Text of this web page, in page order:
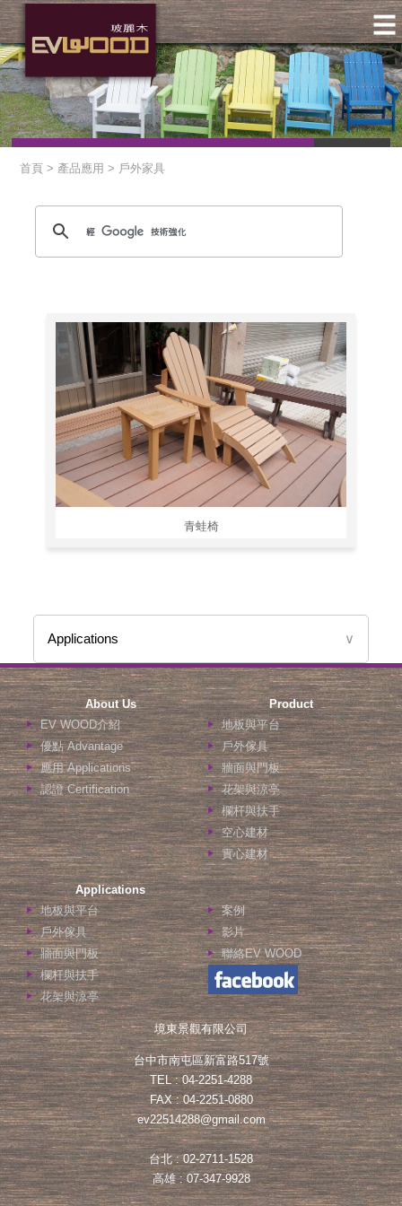
首頁 > 產品應用 > 戶外家具
青蛙椅
Applications ∨
About Us
EV WOOD介紹
優點 Advantage
應用 Applications
認證 Certification
Product
地板與平台
戶外傢具
牆面與門板
花架與涼亭
欄杆與扶手
空心建材
實心建材
Applications
地板與平台
戶外傢具
牆面與門板
欄杆與扶手
花架與涼亭
案例
影片
聯絡EV WOOD
境東景觀有限公司
台中市南屯區新富路517號
TEL : 04-2251-4288
FAX : 04-2251-0880
ev22514288@gmail.com
台北 : 02-2711-1528
高雄 : 07-347-9928